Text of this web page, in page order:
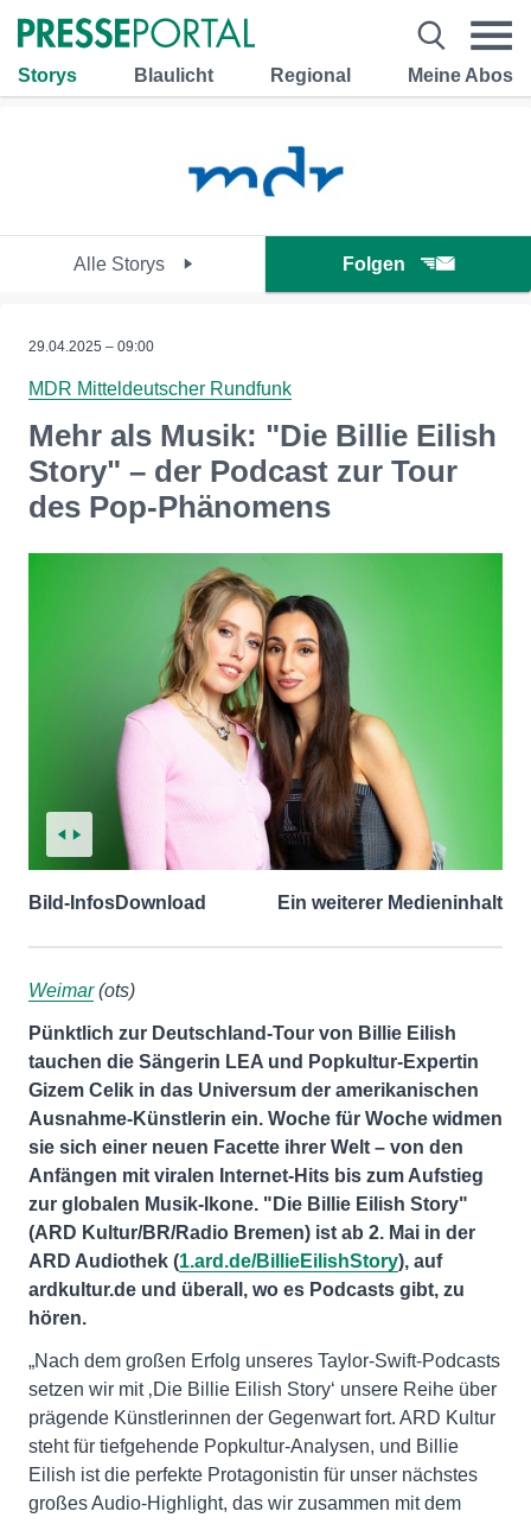
Storys Blaulicht Regional Meine Abos
Alle Storys Folgen
29.04.2025 – 09:00
MDR Mitteldeutscher Rundfunk
Mehr als Musik: "Die Billie Eilish
Story" – der Podcast zur Tour
des Pop-Phänomens
Bild-InfosDownload Ein weiterer Medieninhalt
Weimar(ots)
Pünktlich zur Deutschland-Tour von Billie Eilish
tauchen die Sängerin LEA und Popkultur-Expertin
Gizem Celik in das Universum der amerikanischen
Ausnahme-Künstlerin ein. Woche für Woche widmen
sie sich einer neuen Facette ihrer Welt – von den
Anfängen mit viralen Internet-Hits bis zum Aufstieg
zur globalen Musik-Ikone. "Die Billie Eilish Story"
(ARD Kultur/BR/Radio Bremen) ist ab 2. Mai in der
ARD Audiothek (1.ard.de/BillieEilishStory), auf
ardkultur.de und überall, wo es Podcasts gibt, zu
hören.
„Nach dem großen Erfolg unseres Taylor-Swift-Podcasts
setzen wir mit ‚Die Billie Eilish Story‘ unsere Reihe über
prägende Künstlerinnen der Gegenwart fort. ARD Kultur
steht für tiefgehende Popkultur-Analysen, und Billie
Eilish ist die perfekte Protagonistin für unser nächstes
großes Audio-Highlight, das wir zusammen mit dem